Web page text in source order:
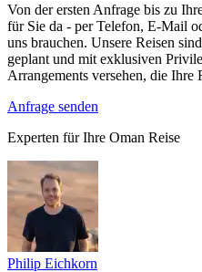
Von der ersten Anfrage bis zu
für Sie da - per Telefon, E-Mail
uns brauchen. Unsere Reisen
geplant und mit exklusiven
Arrangements versehen, die Ihre
Anfrage senden
Experten für Ihre Oman Reise
Philip Eichkorn